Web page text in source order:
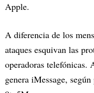
Apple.
A diferencia de los
ataques esquivan las
operadoras telefónicas.
genera iMessage,